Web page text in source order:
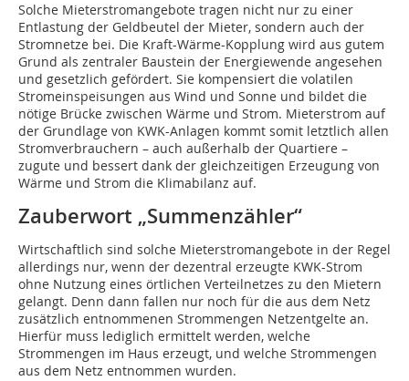
Solche Mieterstromangebote tragen nicht nur zu einer
Entlastung der Geldbeutel der Mieter, sondern auch der
Stromnetze bei. Die Kraft-Wärme-Kopplung wird aus gutem
Grund als zentraler Baustein der Energiewende angesehen
und gesetzlich gefördert. Sie kompensiert die volatilen
Stromeinspeisungen aus Wind und Sonne und bildet die
nötige Brücke zwischen Wärme und Strom. Mieterstrom auf
der Grundlage von KWK-Anlagen kommt somit letztlich allen
Stromverbrauchern – auch außerhalb der Quartiere –
zugute und bessert dank der gleichzeitigen Erzeugung von
Wärme und Strom die Klimabilanz auf.
Zauberwort „Summenzähler“
Wirtschaftlich sind solche Mieterstromangebote in der Regel
allerdings nur, wenn der dezentral erzeugte KWK-Strom
ohne Nutzung eines örtlichen Verteilnetzes zu den Mietern
gelangt. Denn dann fallen nur noch für die aus dem Netz
zusätzlich entnommenen Strommengen Netzentgelte an.
Hierfür muss lediglich ermittelt werden, welche
Strommengen im Haus erzeugt, und welche Strommengen
aus dem Netz entnommen wurden.